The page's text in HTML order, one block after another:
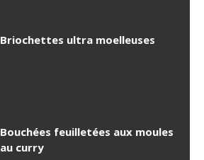
Briochettes ultra moelleuses
Bouchées feuilletées aux moules
au curry